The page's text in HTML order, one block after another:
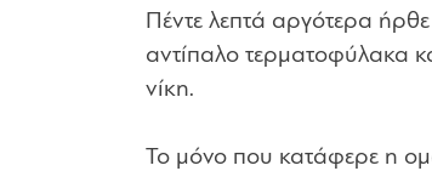
Πέντε λεπτά αργότερα
αντίπαλο τερματοφύλακα
νίκη.
Το μόνο που κατάφερε η